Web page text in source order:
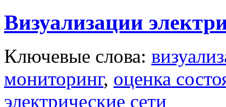
Визуализации
Ключевые слова:
мониторинг, оценка
электрические сети